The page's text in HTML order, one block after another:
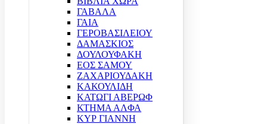
ΓΑΒΑΛΑ
ΓΑΙΑ
ΓΕΡΟΒΑΣΙΛΕΙΟΥ
ΔΑΜΑΣΚΙΟΣ
ΔΟΥΛΟΥΦΑΚΗ
ΕΟΣ ΣΑΜΟΥ
ΖΑΧΑΡΙΟΥΔΑΚΗ
ΚΑΚΟΥΛΙΔΗ
ΚΑΤΩΓΙ ΑΒΕΡΩΦ
ΚΤΗΜΑ ΑΛΦΑ
ΚΥΡ ΓΙΑΝΝΗ